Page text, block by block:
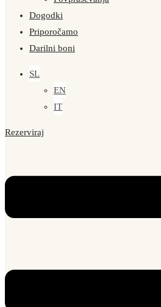
Dogodki
Priporočamo
Darilni boni
SL
EN
IT
Rezerviraj